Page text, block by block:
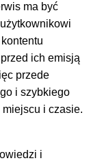
ma być
ich emisją
przede
i szybkiego
i czasie.
i